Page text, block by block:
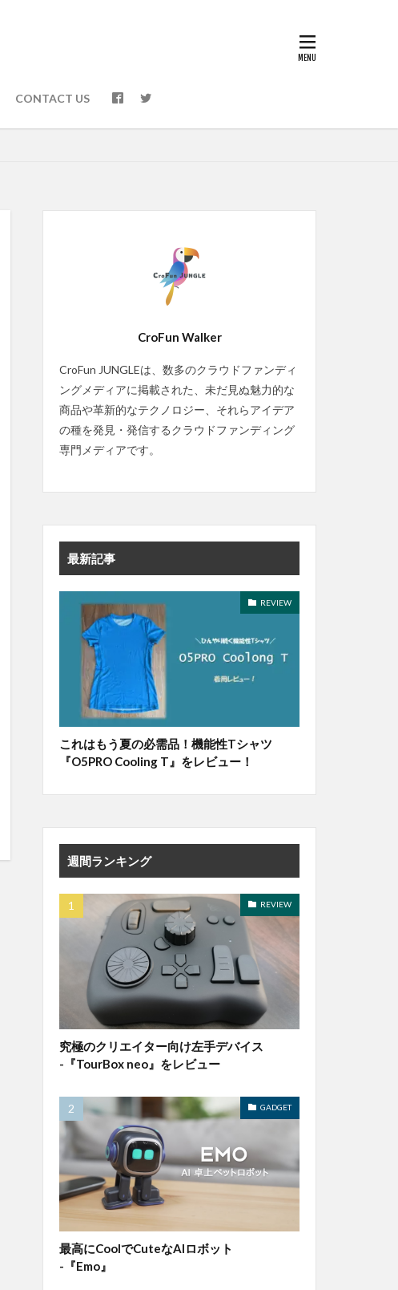
CONTACT US
CroFun Walker
CroFun JUNGLEは、数多のクラウドファンディ
ングメディアに掲載された、未だ見ぬ魅力的な
商品や革新的なテクノロジー、それらアイデア
の種を発見・発信するクラウドファンディング
専門メディアです。
最新記事
REVIEW
これはもう夏の必需品！機能性Tシャツ
『O5PRO Cooling T』をレビュー！
週間ランキング
REVIEW
究極のクリエイター向け左手デバイス
-『TourBox neo』をレビュー
GADGET
最高にCoolでCuteなAIロボット
-『Emo』